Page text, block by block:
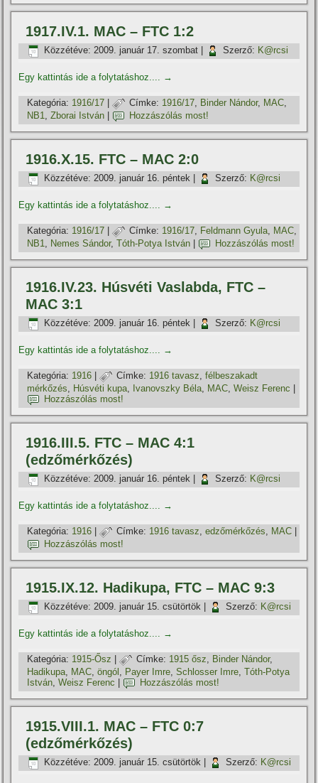
1917.IV.1. MAC – FTC 1:2
Közzétéve: 2009. január 17. szombat Szerző: K@rcsi
Egy kattintás ide a folytatáshoz.... →
Kategória: 1916/17 | Címke: 1916/17, Binder Nándor, MAC,
NB1,Zborai István Hozzászólás most!
1916.X.15. FTC – MAC 2:0
Közzétéve: 2009. január 16. péntek Szerző: K@rcsi
Egy kattintás ide a folytatáshoz.... →
Kategória: 1916/17 | Címke: 1916/17, Feldmann Gyula, MAC,
NB1, Nemes Sándor,Tóth-Potya István Hozzászólás most!
1916.IV.23. Húsvéti Vaslabda, FTC –
MAC 3:1
Közzétéve: 2009. január 16. péntek Szerző: K@rcsi
Egy kattintás ide a folytatáshoz.... →
Kategória: 1916 | Címke: 1916 tavasz,félbeszakadt
mérkőzés, Húsvéti kupa, Ivanovszky Béla, MAC,Weisz Ferenc
Hozzászólás most!
1916.III.5. FTC – MAC 4:1
(edzőmérkőzés)
Közzétéve: 2009. január 16. péntek Szerző: K@rcsi
Egy kattintás ide a folytatáshoz.... →
Kategória: 1916 | Címke: 1916 tavasz,edzőmérkőzés, MAC
Hozzászólás most!
1915.IX.12. Hadikupa, FTC – MAC 9:3
Közzétéve: 2009. január 15. csütörtök Szerző: K@rcsi
Egy kattintás ide a folytatáshoz.... →
Kategória: 1915-Ősz | Címke: 1915 ősz, Binder Nándor,
Hadikupa, MAC,öngól , Payer Imre,Schlosser Imre,Tóth-Potya
István,Weisz Ferenc Hozzászólás most!
1915.VIII.1. MAC – FTC 0:7
(edzőmérkőzés)
Közzétéve: 2009. január 15. csütörtök Szerző: K@rcsi